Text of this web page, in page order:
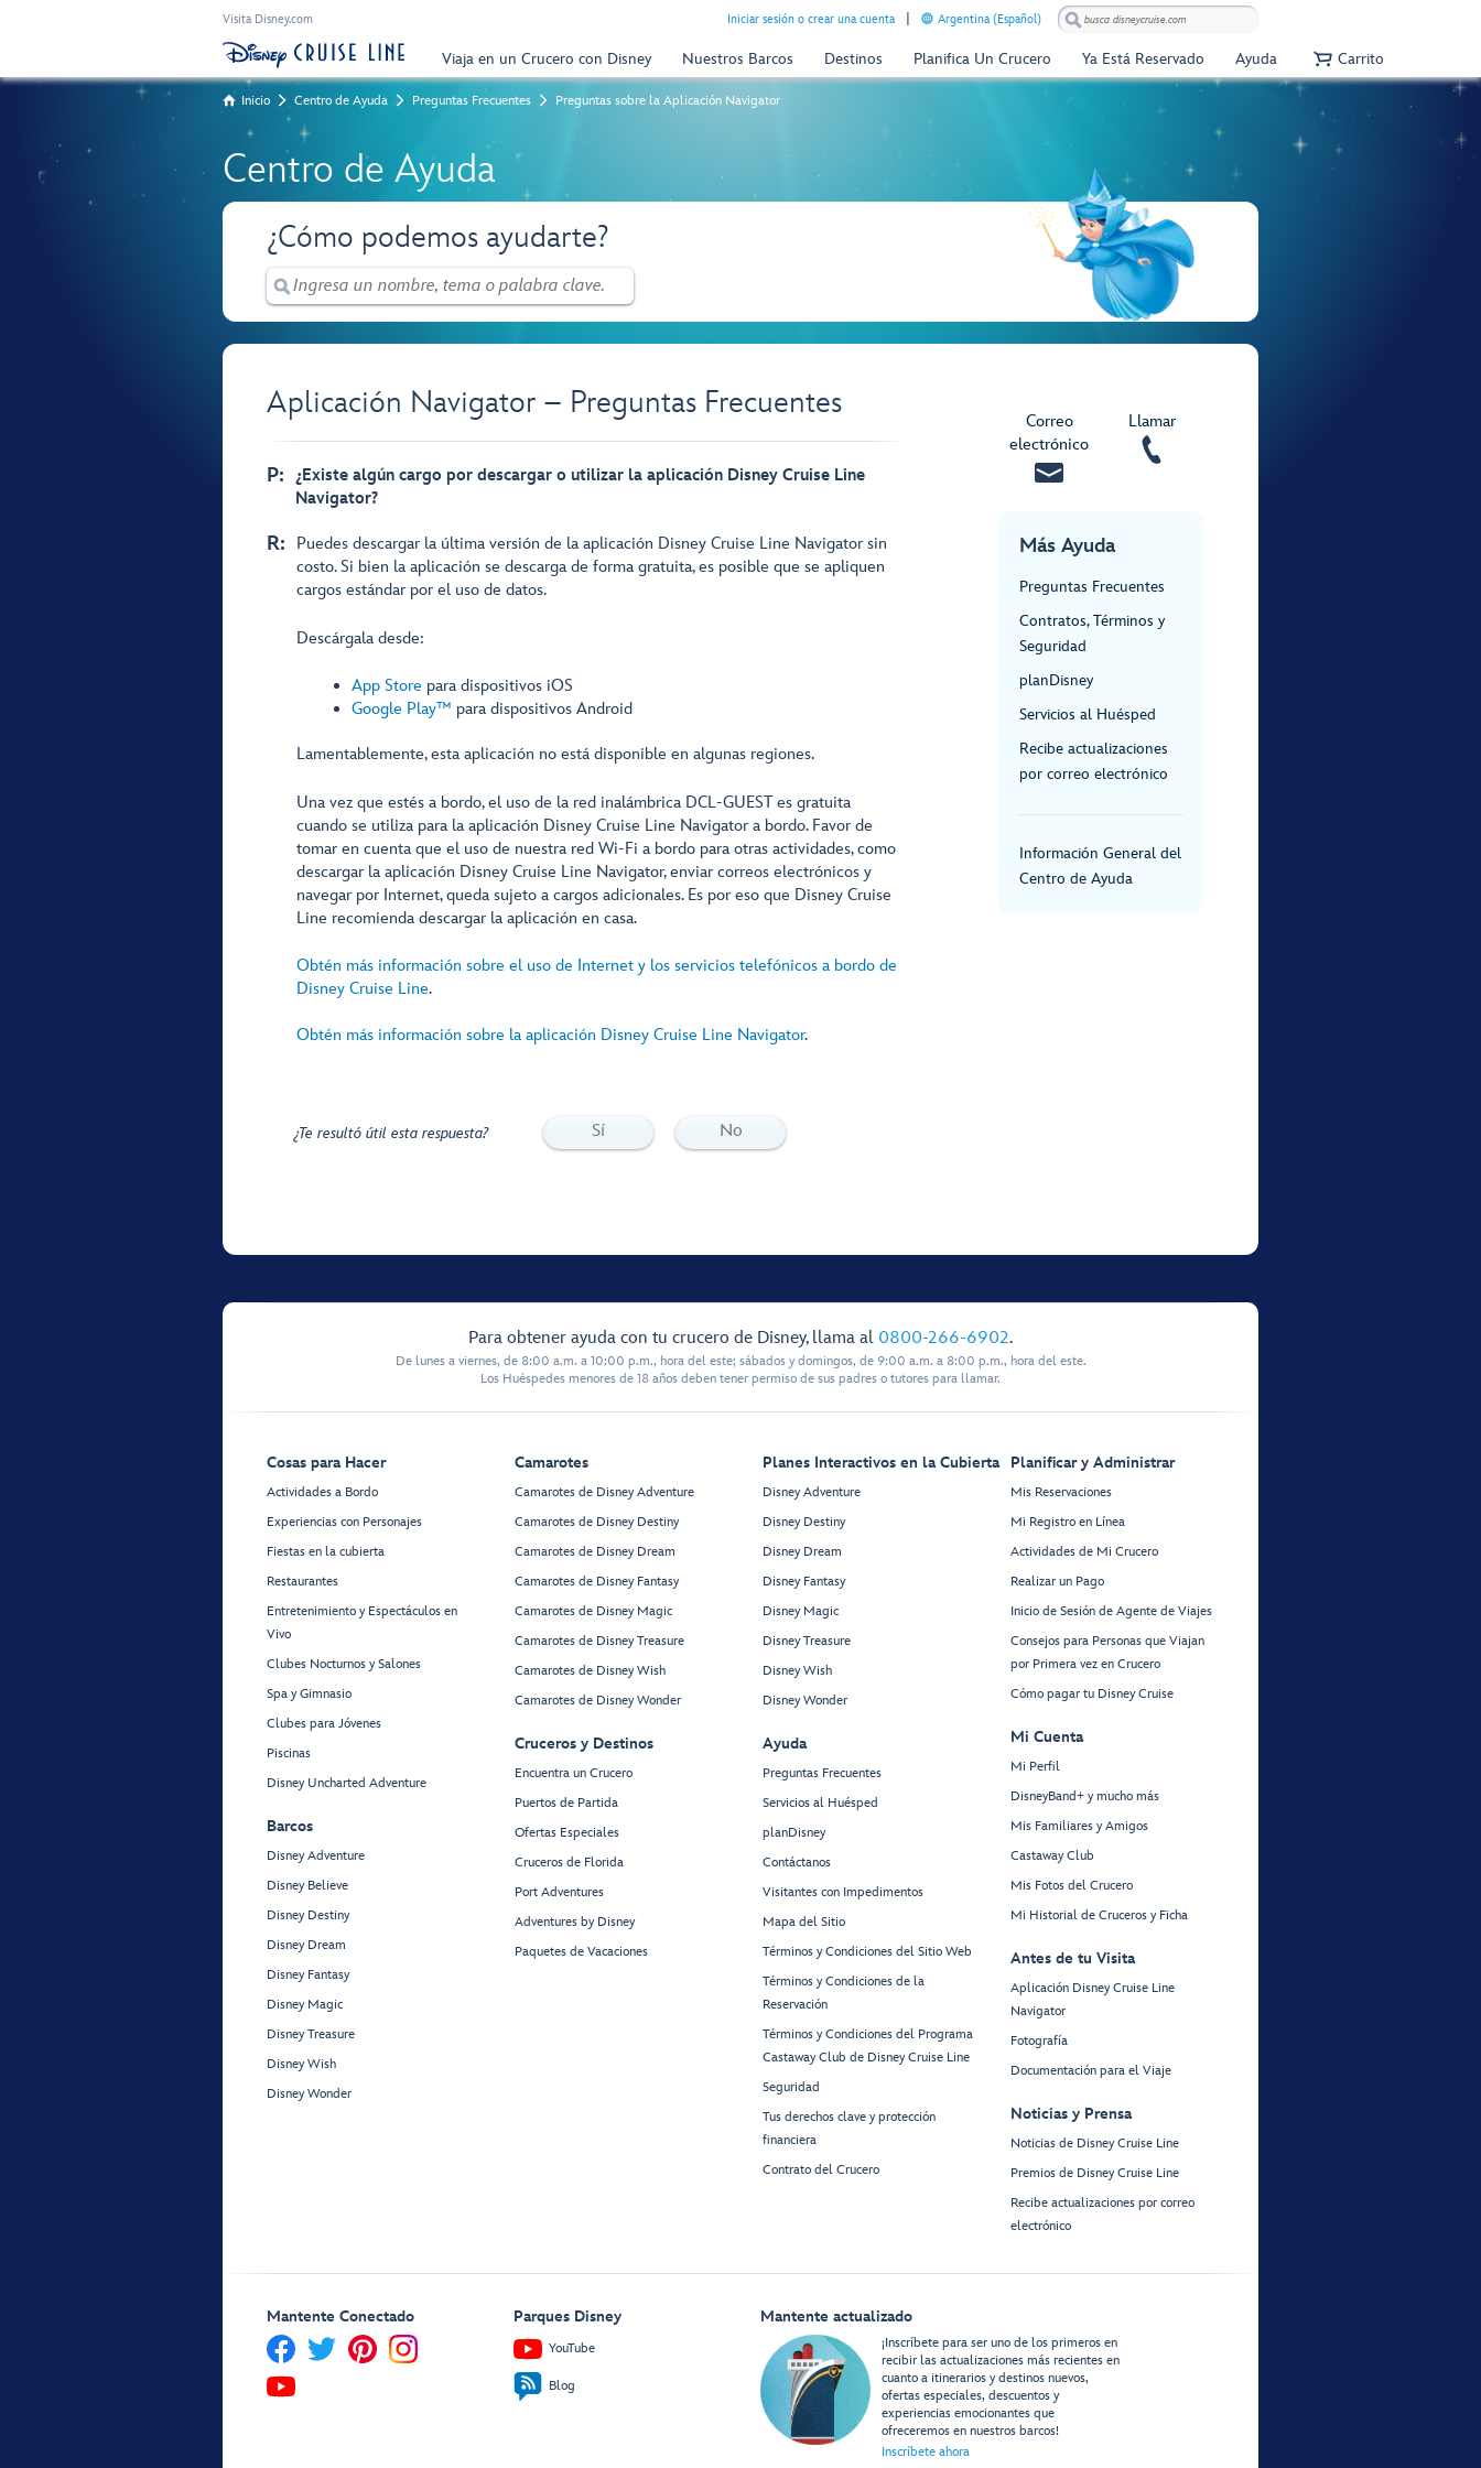
Visita Disney.com Iniciar sesión o crear una cuenta Argentina (Español)
Viaja en un Crucero con Disney Nuestros Barcos Destinos Planifica Un Crucero Ya Está Reservado Ayuda Carrito
Inicio Centro de Ayuda Preguntas Frecuentes Preguntas sobre la Aplicación Navigator
Centro de Ayuda
¿Cómo podemos ayudarte?
Aplicación Navigator – Preguntas Frecuentes
P: ¿Existe algún cargo por descargar o utilizar la aplicación Disney Cruise Line
Navigator?
R:
Puedes descargar la última versión de la aplicación Disney Cruise Line Navigator sin
costo. Si bien la aplicación se descarga de forma gratuita, es posible que se apliquen
cargos estándar por el uso de datos.
Descárgala desde:
App Store para dispositivos iOS
Google Play™ para dispositivos Android
Lamentablemente, esta aplicación no está disponible en algunas regiones.
Una vez que estés a bordo, el uso de la red inalámbrica DCL-GUEST es gratuita
cuando se utiliza para la aplicación Disney Cruise Line Navigator a bordo. Favor de
tomar en cuenta que el uso de nuestra red Wi-Fi a bordo para otras actividades, como
descargar la aplicación Disney Cruise Line Navigator, enviar correos electrónicos y
navegar por Internet, queda sujeto a cargos adicionales. Es por eso que Disney Cruise
Line recomienda descargar la aplicación en casa.
Obtén más información sobre el uso de Internet y los servicios telefónicos a bordo de
Disney Cruise Line.
Obtén más información sobre la aplicación Disney Cruise Line Navigator.
¿Te resultó útil esta respuesta? Sí No
Correo
electrónico
Llamar
Más Ayuda
Preguntas Frecuentes
Contratos, Términos y
Seguridad
planDisney
Servicios al Huésped
Recibe actualizaciones
por correo electrónico
Información General del
Centro de Ayuda
Para obtener ayuda con tu crucero de Disney, llama al 0800-266-6902.
De lunes a viernes, de 8:00 a.m. a 10:00 p.m., hora del este; sábados y domingos, de 9:00 a.m. a 8:00 p.m., hora del este.
Los Huéspedes menores de 18 años deben tener permiso de sus padres o tutores para llamar.
Cosas para Hacer
Actividades a Bordo
Experiencias con Personajes
Fiestas en la cubierta
Restaurantes
Entretenimiento y Espectáculos en
Vivo
Clubes Nocturnos y Salones
Spa y Gimnasio
Clubes para Jóvenes
Piscinas
Disney Uncharted Adventure
Barcos
Disney Adventure
Disney Believe
Disney Destiny
Disney Dream
Disney Fantasy
Disney Magic
Disney Treasure
Disney Wish
Disney Wonder
Camarotes
Camarotes de Disney Adventure
Camarotes de Disney Destiny
Camarotes de Disney Dream
Camarotes de Disney Fantasy
Camarotes de Disney Magic
Camarotes de Disney Treasure
Camarotes de Disney Wish
Camarotes de Disney Wonder
Cruceros y Destinos
Encuentra un Crucero
Puertos de Partida
Ofertas Especiales
Cruceros de Florida
Port Adventures
Adventures by Disney
Paquetes de Vacaciones
Planes Interactivos en la Cubierta
Disney Adventure
Disney Destiny
Disney Dream
Disney Fantasy
Disney Magic
Disney Treasure
Disney Wish
Disney Wonder
Ayuda
Preguntas Frecuentes
Servicios al Huésped
planDisney
Contáctanos
Visitantes con Impedimentos
Mapa del Sitio
Términos y Condiciones del Sitio Web
Términos y Condiciones de la
Reservación
Términos y Condiciones del Programa
Castaway Club de Disney Cruise Line
Seguridad
Tus derechos clave y protección
financiera
Contrato del Crucero
Planificar y Administrar
Mis Reservaciones
Mi Registro en Línea
Actividades de Mi Crucero
Realizar un Pago
Inicio de Sesión de Agente de Viajes
Consejos para Personas que Viajan
por Primera vez en Crucero
Cómo pagar tu Disney Cruise
Mi Cuenta
Mi Perfil
DisneyBand+ y mucho más
Mis Familiares y Amigos
Castaway Club
Mis Fotos del Crucero
Mi Historial de Cruceros y Ficha
Antes de tu Visita
Aplicación Disney Cruise Line
Navigator
Fotografía
Documentación para el Viaje
Noticias y Prensa
Noticias de Disney Cruise Line
Premios de Disney Cruise Line
Recibe actualizaciones por correo
electrónico
Mantente Conectado Parques Disney
YouTube
Blog
Mantente actualizado
¡Inscríbete para ser uno de los primeros en
recibir las actualizaciones más recientes en
cuanto a itinerarios y destinos nuevos,
ofertas especiales, descuentos y
experiencias emocionantes que
ofreceremos en nuestros barcos!
Inscríbete ahora